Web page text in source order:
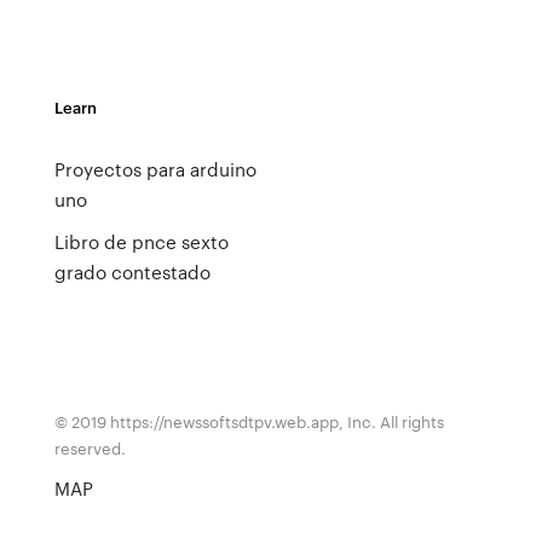
Learn
Proyectos para arduino
uno
Libro de pnce sexto
grado contestado
© 2019 https://newssoftsdtpv.web.app, Inc. All rights
reserved.
MAP